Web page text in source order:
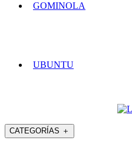
GOMINOLA
UBUNTU
CATEGORÍAS ＋